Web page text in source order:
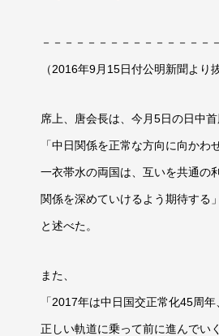
－－－－－－－－－－－－－－－
（2016年9月15日付公明新聞より
席上、唐会長は、今月5日の日中首
「中日関係を正常な方向に向か
一衣帯水の両国は、互いを共通の
関係を深めていけるよう期待する」
と述べた。
また、
「2017年は中日国交正常化45周
正しい軌道に乗って前に進んでい